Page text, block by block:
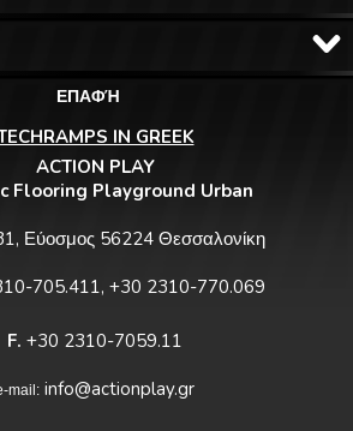
ΕΠΑΦΉ
IN GREEK
ACTION PLAY
Flooring Playground Urban
Εύοσμος 56224 Θεσσαλονίκη
705.411, +30 2310-770.069
F. +30 2310-7059.11
mail: info@actionplay.gr